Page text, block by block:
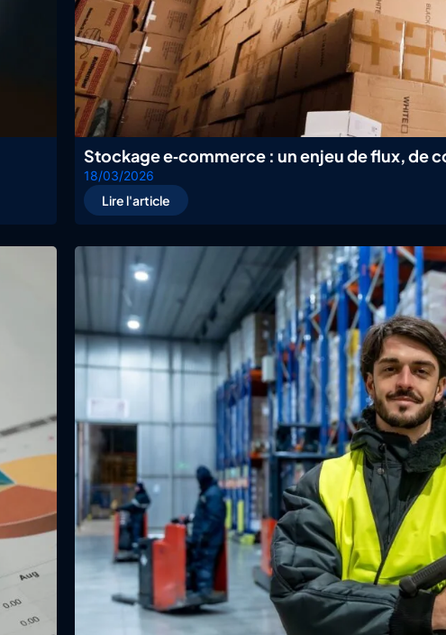
Stockage e‑commerce : un enjeu de flux, de
18/03/2026
Lire l'article